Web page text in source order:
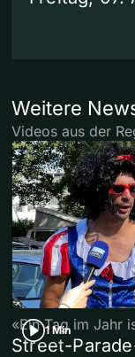
Weitere
Videos aus der
1 Min
«Ein Tag im Jahr
Street-